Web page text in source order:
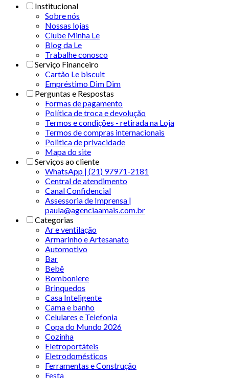
Institucional
Sobre nós
Nossas lojas
Clube Minha Le
Blog da Le
Trabalhe conosco
Serviço Financeiro
Cartão Le biscuit
Empréstimo Dim Dim
Perguntas e Respostas
Formas de pagamento
Política de troca e devolução
Termos e condições - retirada na Loja
Termos de compras internacionais
Politica de privacidade
Mapa do site
Serviços ao cliente
WhatsApp | (21) 97971-2181
Central de atendimento
Canal Confidencial
Assessoria de Imprensa |
paula@agenciaamais.com.br
Categorias
Ar e ventilação
Armarinho e Artesanato
Automotivo
Bar
Bebê
Bomboniere
Brinquedos
Casa Inteligente
Cama e banho
Celulares e Telefonia
Copa do Mundo 2026
Cozinha
Eletroportáteis
Eletrodomésticos
Ferramentas e Construção
Festa